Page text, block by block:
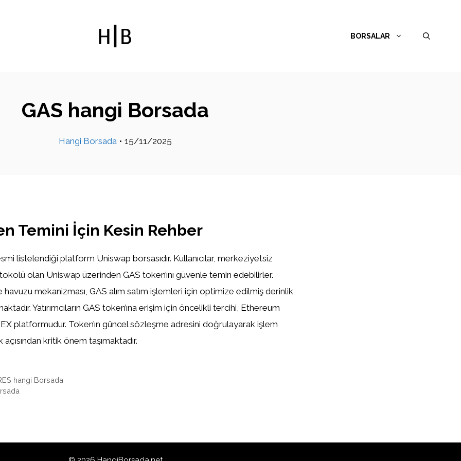
BORSALAR
GAS hangi Borsada
Hangi Borsada • 15/11/2025
Temini İçin Kesin Rehber
listelendiği platform Uniswap borsasıdır. Kullanıcılar, merkeziyetsiz
olan Uniswap üzerinden GAS token’ını güvenle temin edebilirler.
havuzu mekanizması, GAS alım satım işlemleri için optimize edilmiş derinlik
Yatırımcıların GAS token’ına erişim için öncelikli tercihi, Ethereum
platformudur. Token’ın güncel sözleşme adresini doğrulayarak işlem
kritik önem taşımaktadır.
hangi Borsada